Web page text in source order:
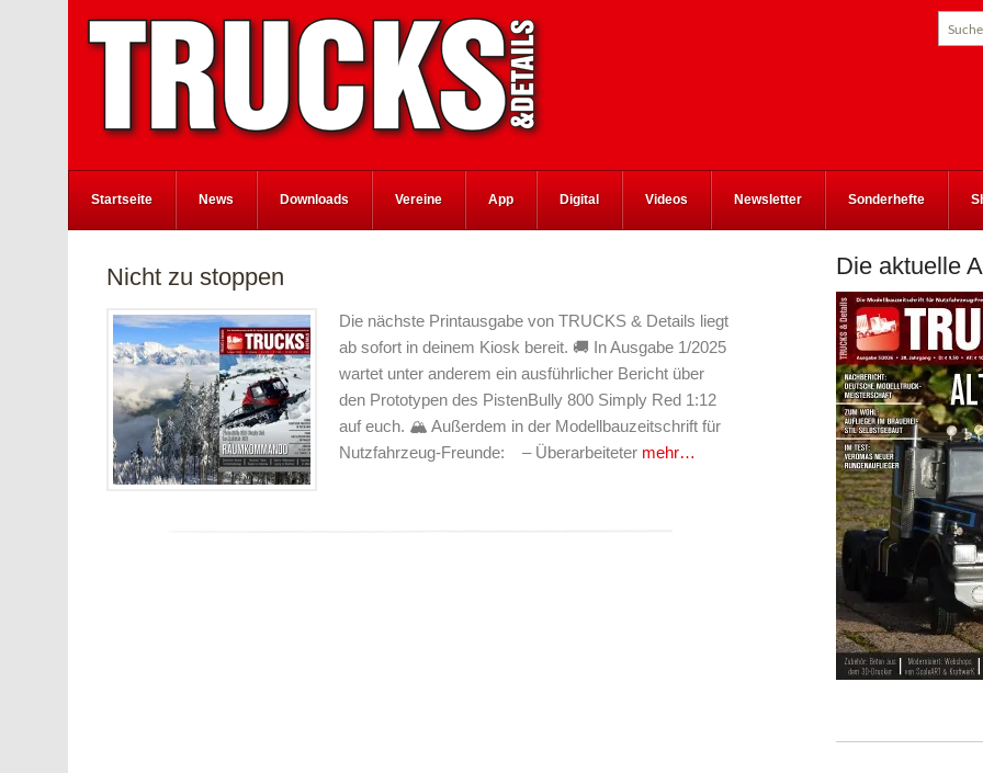
Startseite News Downloads Vereine App Digital Videos Newsletter Sonderhefte
Nicht zu stoppen
Die nächste Printausgabe von TRUCKS & Details liegt
ab sofort in deinem Kiosk bereit. 🚚 In Ausgabe 1/2025
wartet unter anderem ein ausführlicher Bericht über
den Prototypen des PistenBully 800 Simply Red 1:12
auf euch. 🏔️ Außerdem in der Modellbauzeitschrift für
Nutzfahrzeug-Freunde: – Überarbeiteter mehr…
Die aktuelle